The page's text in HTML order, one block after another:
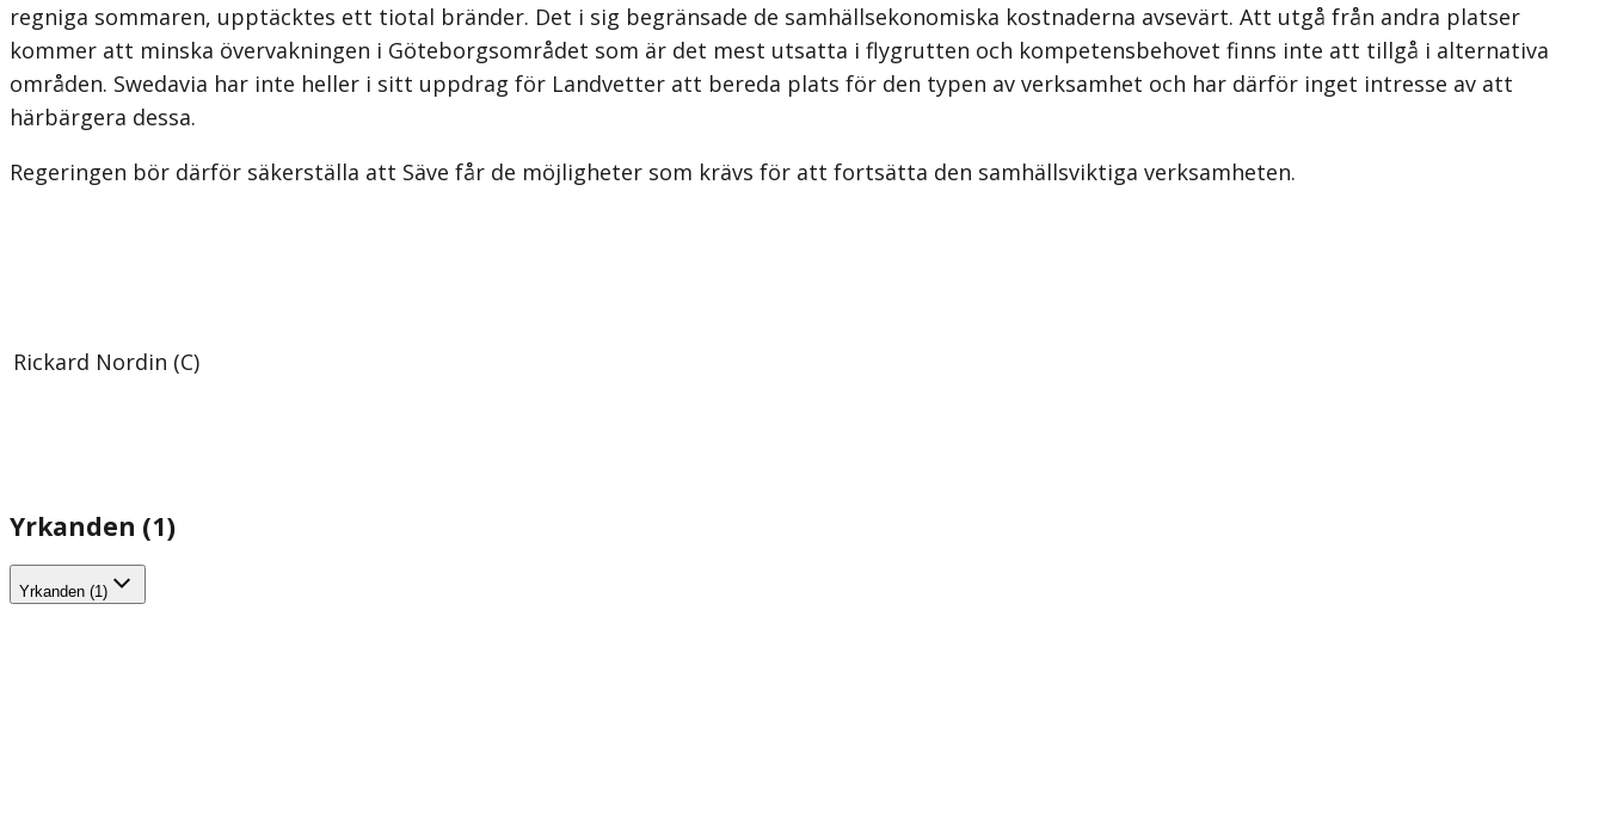
regniga sommaren, upptäcktes ett tiotal bränder. Det i sig begränsade de samhällsekonomiska kostnaderna avsevärt. Att utgå från andra platser
kommer att minska övervakningen i Göteborgsområdet som är det mest utsatta i flygrutten och kompetensbehovet finns inte att tillgå i alternativa
områden. Swedavia har inte heller i sitt uppdrag för Landvetter att bereda plats för den typen av verksamhet och har därför inget intresse av att
härbärgera dessa.
Regeringen bör därför säkerställa att Säve får de möjligheter som krävs för att fortsätta den samhällsviktiga verksamheten.
Rickard Nordin (C)
Yrkanden (1)
Yrkanden (1)